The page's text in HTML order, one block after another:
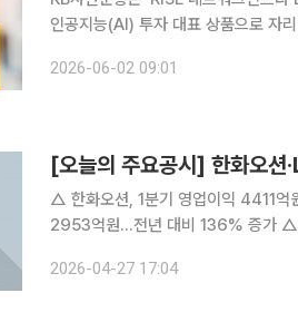
인공지능(AI) 투자 대표 상품으로 자리매김하고 있다
313.85%, 758.11%, 9
2026-06-02 09:01
[오늘의 주요공시] 한화오션
△ 한화오션, 1분기 영업이익 4411억원…전년 대비
2953억원…전년 대비 136% 증가 △ 엔젠바이오, 220억원 규모 주주배정 후 실권주 일반공모 유
2026-04-27 17:04